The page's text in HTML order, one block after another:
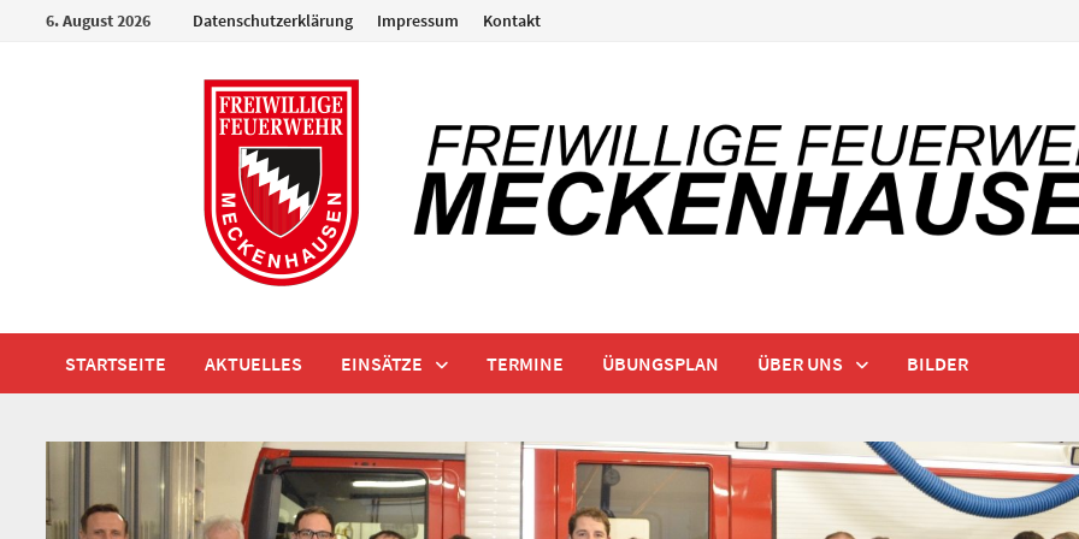
6. August 2026 Datenschutzerklärung Impressum Kontakt
STARTSEITE AKTUELLES EINSÄTZE TERMINE ÜBUNGSPLAN ÜBER UNS BILDER